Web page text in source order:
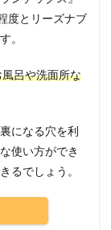
度とリーズナブ
。
呂や洗面所な
になる穴を利
使い方ができ
るでしょう。